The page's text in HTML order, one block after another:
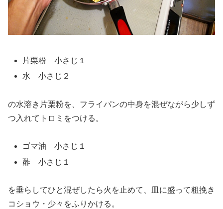
片栗粉 小さじ１
水 小さじ２
の水溶き片栗粉を、フライパンの中身を混ぜながら少しず
つ入れてトロミをつける。
ゴマ油 小さじ１
酢 小さじ１
を垂らしてひと混ぜしたら火を止めて、皿に盛って粗挽き
コショウ・少々をふりかける。